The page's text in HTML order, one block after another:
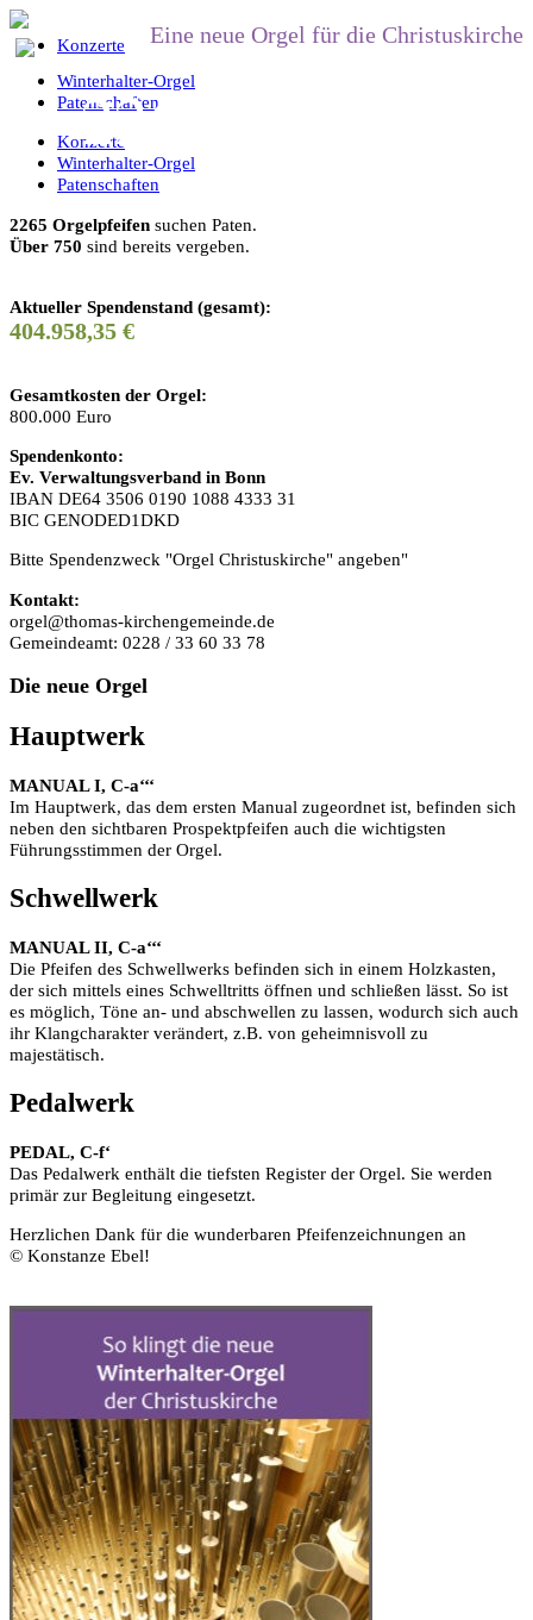
Eine neue Orgel für die Christuskirche
Orgeln sind
Die Musik ist eine
die den Teufel
2265 Pfeifen
Konzerte
Winterhalter-Orgel
Patenschaften
Konzerte
Winterhalter-Orgel
Patenschaften
2265 Orgelpfeifen suchen Paten.
Über 750 sind bereits vergeben.
Aktueller Spendenstand (gesamt):
404.958,35 €
Gesamtkosten der Orgel:
800.000 Euro
Spendenkonto:
Ev. Verwaltungsverband in Bonn
IBAN DE64 3506 0190 1088 4333 31
BIC GENODED1DKD
Bitte Spendenzweck "Orgel Christuskirche" angeben"
Kontakt:
orgel@thomas-kirchengemeinde.de
Gemeindeamt: 0228 / 33 60 33 78
Die neue Orgel
Hauptwerk
MANUAL I, C-a‘‘‘
Im Hauptwerk, das dem ersten Manual zugeordnet ist, befinden sich
neben den sichtbaren Prospektpfeifen auch die wichtigsten
Führungsstimmen der Orgel.
Schwellwerk
MANUAL II, C-a‘‘‘
Die Pfeifen des Schwellwerks befinden sich in einem Holzkasten,
der sich mittels eines Schwelltritts öffnen und schließen lässt. So ist
es möglich, Töne an- und abschwellen zu lassen, wodurch sich auch
ihr Klangcharakter verändert, z.B. von geheimnisvoll zu
majestätisch.
Pedalwerk
PEDAL, C-f‘
Das Pedalwerk enthält die tiefsten Register der Orgel. Sie werden
primär zur Begleitung eingesetzt.
Herzlichen Dank für die wunderbaren Pfeifenzeichnungen an
© Konstanze Ebel!